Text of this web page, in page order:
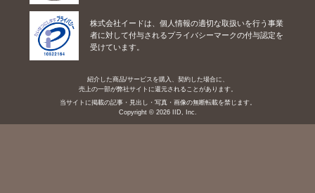
株式会社イードは、個人情報の適切な取扱いを行う事業
者に対して付与されるプライバシーマークの付与認定を
受けています。
紹介した商品/サービスを購入、契約した場合に、
売上の一部が弊社サイトに還元されることがあります。
当サイトに掲載の記事・見出し・写真・画像の無断転載を禁じます。
Copyright © 2026 IID, Inc.